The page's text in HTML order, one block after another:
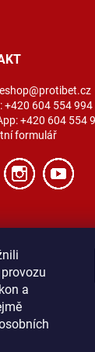
a
eshop@protibet.cz
+420 604 554 994
+420 604 554
formulář